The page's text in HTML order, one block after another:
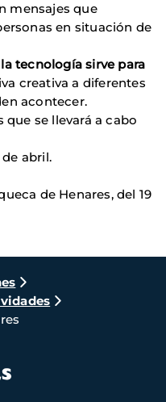
mensajes que
en situación de
la tecnología sirve para
creativa a diferentes
acontecer.
se llevará a cabo
de abril.
de Henares, del 19